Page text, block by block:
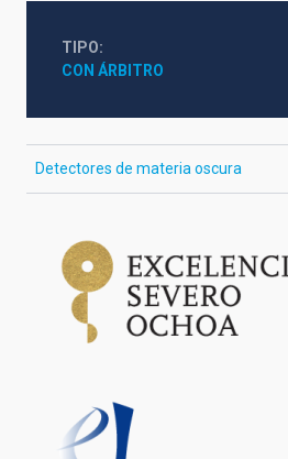
TIPO
CON ÁRBITRO
Detectores de materia oscura